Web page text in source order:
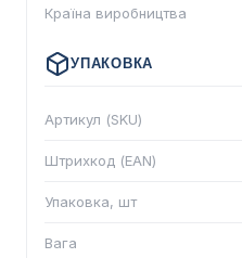
Країна виробництва
УПАКОВКА
Артикул (SKU)
Штрихкод (EAN)
Упаковка, шт
Вага